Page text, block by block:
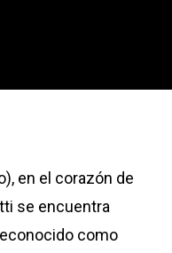
en el corazón de
se encuentra
como